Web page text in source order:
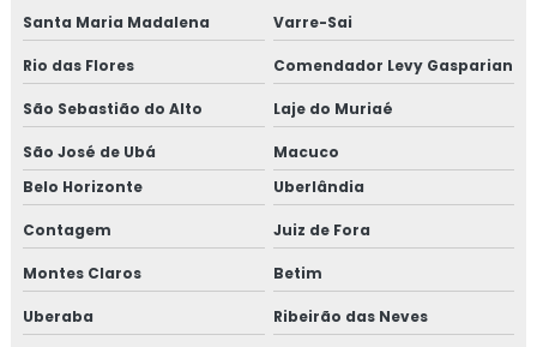
Consultoria em rastreabilidade e recall
Consultoria em reciclagem auditores internos iso9001
Consultoria em reciclagem equipe HACCP
Consultoria em reciclagem sobre segurança dos
alimentos
Consultoria em registro de produtos na anvisa
Santa Maria Madalena Varre-Sai
Rio das Flores Comendador Levy Gasparian
São Sebastião do Alto Laje do Muriaé
São José de Ubá
Macuco
Belo Horizonte
Uberlândia
Contagem Juiz de Fora
Montes Claros Betim
Uberaba Ribeirão das Neves